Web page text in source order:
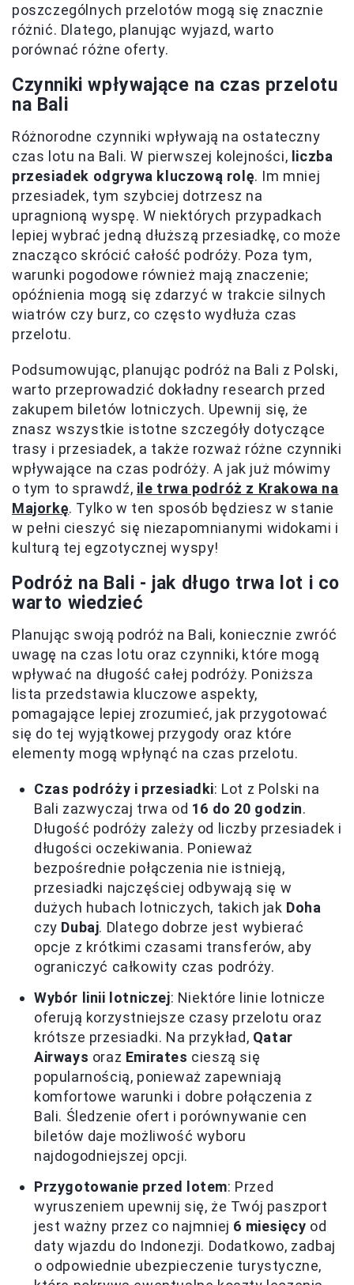
poszczególnych przelotów mogą się znacznie
różnić. Dlatego, planując wyjazd, warto
porównać różne oferty.
Czynniki wpływające na czas przelotu
na Bali
Różnorodne czynniki wpływają na ostateczny
czas lotu na Bali. W pierwszej kolejności, liczba
przesiadek odgrywa kluczową rolę. Im mniej
przesiadek, tym szybciej dotrzesz na
upragnioną wyspę. W niektórych przypadkach
lepiej wybrać jedną dłuższą przesiadkę, co może
znacząco skrócić całość podróży. Poza tym,
warunki pogodowe również mają znaczenie;
opóźnienia mogą się zdarzyć w trakcie silnych
wiatrów czy burz, co często wydłuża czas
przelotu.
Podsumowując, planując podróż na Bali z Polski,
warto przeprowadzić dokładny research przed
zakupem biletów lotniczych. Upewnij się, że
znasz wszystkie istotne szczegóły dotyczące
trasy i przesiadek, a także rozważ różne czynniki
wpływające na czas podróży. A jak już mówimy
o tym to sprawdź, ile trwa podróż z Krakowa na
Majorkę. Tylko w ten sposób będziesz w stanie
w pełni cieszyć się niezapomnianymi widokami i
kulturą tej egzotycznej wyspy!
Podróż na Bali - jak długo trwa lot i co
warto wiedzieć
Planując swoją podróż na Bali, koniecznie zwróć
uwagę na czas lotu oraz czynniki, które mogą
wpływać na długość całej podróży. Poniższa
lista przedstawia kluczowe aspekty,
pomagające lepiej zrozumieć, jak przygotować
się do tej wyjątkowej przygody oraz które
elementy mogą wpłynąć na czas przelotu.
Czas podróży i przesiadki: Lot z Polski na
Bali zazwyczaj trwa od 16 do 20 godzin.
Długość podróży zależy od liczby przesiadek i
długości oczekiwania. Ponieważ
bezpośrednie połączenia nie istnieją,
przesiadki najczęściej odbywają się w
dużych hubach lotniczych, takich jak Doha
czy Dubaj. Dlatego dobrze jest wybierać
opcje z krótkimi czasami transferów, aby
ograniczyć całkowity czas podróży.
Wybór linii lotniczej: Niektóre linie lotnicze
oferują korzystniejsze czasy przelotu oraz
krótsze przesiadki. Na przykład, Qatar
Airways oraz Emirates cieszą się
popularnością, ponieważ zapewniają
komfortowe warunki i dobre połączenia z
Bali. Śledzenie ofert i porównywanie cen
biletów daje możliwość wyboru
najdogodniejszej opcji.
Przygotowanie przed lotem: Przed
wyruszeniem upewnij się, że Twój paszport
jest ważny przez co najmniej 6 miesięcy od
daty wjazdu do Indonezji. Dodatkowo, zadbaj
o odpowiednie ubezpieczenie turystyczne,